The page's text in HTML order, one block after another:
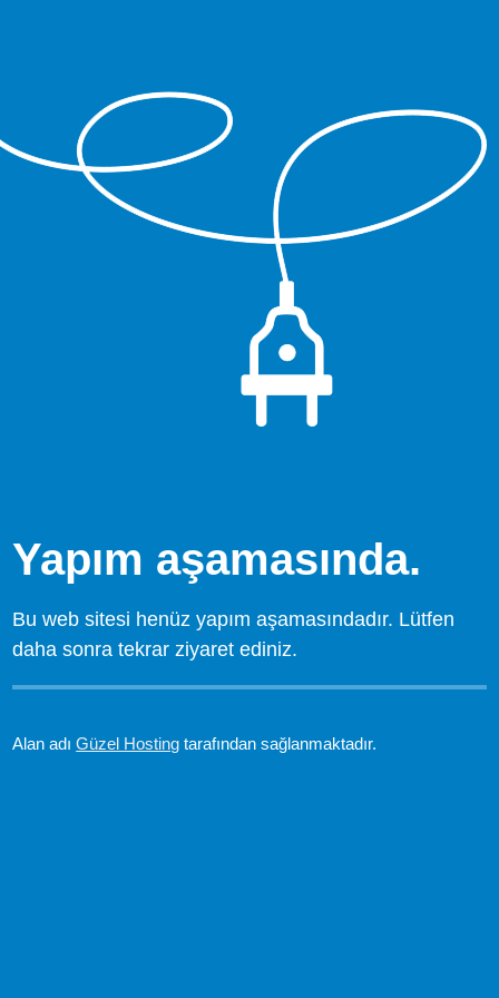
Yapım aşamasında.
Bu web sitesi henüz yapım aşamasındadır. Lütfen
daha sonra tekrar ziyaret ediniz.
Alan adıGüzel Hosting tarafından sağlanmaktadır.